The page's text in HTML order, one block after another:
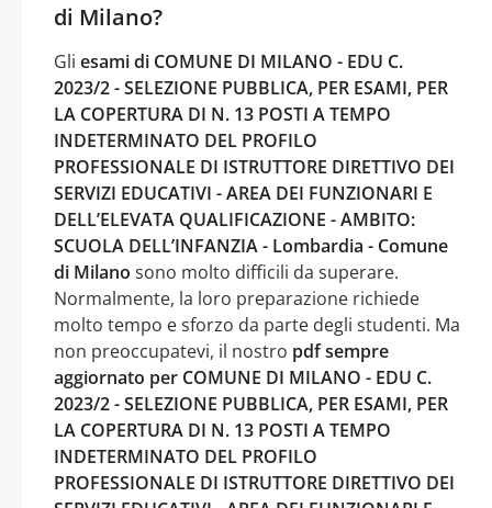
di Milano?
Gli esami di COMUNE DI MILANO - EDU C.
2023/2 - SELEZIONE PUBBLICA, PER ESAMI, PER
LA COPERTURA DI N. 13 POSTI A TEMPO
INDETERMINATO DEL PROFILO
PROFESSIONALE DI ISTRUTTORE DIRETTIVO DEI
SERVIZI EDUCATIVI - AREA DEI FUNZIONARI E
DELL’ELEVATA QUALIFICAZIONE - AMBITO:
SCUOLA DELL’INFANZIA - Lombardia - Comune
di Milano sono molto difficili da superare.
Normalmente, la loro preparazione richiede
molto tempo e sforzo da parte degli studenti. Ma
non preoccupatevi, il nostro pdf sempre
aggiornato per COMUNE DI MILANO - EDU C.
2023/2 - SELEZIONE PUBBLICA, PER ESAMI, PER
LA COPERTURA DI N. 13 POSTI A TEMPO
INDETERMINATO DEL PROFILO
PROFESSIONALE DI ISTRUTTORE DIRETTIVO DEI